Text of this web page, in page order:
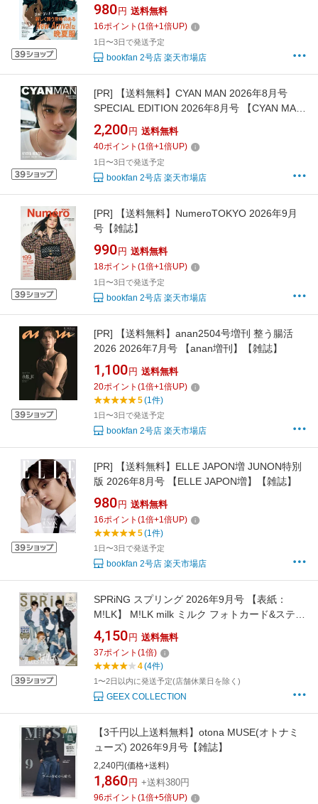
980 円 送料無料
16ポイント (1倍+1倍UP)
1日〜3日で発送予定
bookfan 2号店 楽天市場店
[PR]
【送料無料】CYAN MAN 2026年8月号
SPECIAL EDITION 2026年8月号 【CYAN MAN
増刊】【雑誌】
2,200 円 送料無料
40ポイント (1倍+1倍UP)
1日〜3日で発送予定
bookfan 2号店 楽天市場店
[PR]
【送料無料】NumeroTOKYO 2026年9月
号【雑誌】
990 円 送料無料
18ポイント (1倍+1倍UP)
1日〜3日で発送予定
bookfan 2号店 楽天市場店
[PR]
【送料無料】anan2504号増刊 整う腸活
2026 2026年7月号 【anan増刊】【雑誌】
1,100 円 送料無料
20ポイント (1倍+1倍UP)
5(1件)
1日〜3日で発送予定
bookfan 2号店 楽天市場店
[PR]
【送料無料】ELLE JAPON増 JUNON特別
版 2026年8月号 【ELLE JAPON増】【雑誌】
980 円 送料無料
16ポイント (1倍+1倍UP)
5(1件)
1日〜3日で発送予定
bookfan 2号店 楽天市場店
SPRiNG スプリング 2026年9月号 【表紙：
M!LK】 M!LK milk ミルク フォトカード&ステッ
カー PEANUTS ピーナッツ スヌーピー キルテ
ィングポーチ 付録付き
4,150 円 送料無料
37ポイント (1倍)
4(4件)
1〜2日以内に発送予定(店舗休業日を除く)
GEEX COLLECTION
【3千円以上送料無料】otona MUSE(オトナミ
ューズ) 2026年9月号【雑誌】
2,240円(価格+送料)
1,860 円 +送料380円
96ポイント (1倍+5倍UP)